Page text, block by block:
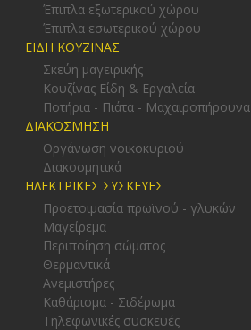
Έπιπλα εξωτερικού χώρου
Έπιπλα εσωτερικού χώρου
ΕΙΔΗ ΚΟΥΖΙΝΑΣ
Σκεύη μαγειρικής
Κουζίνας Είδη & Εργαλεία
Ποτήρια - Πιάτα - Μαχαιροπήρουνα
ΔΙΑΚΟΣΜΗΣΗ
Οργάνωση νοικοκυριού
Διακοσμητικά
ΗΛΕΚΤΡΙΚΕΣ ΣΥΣΚΕΥΕΣ
Προετοιμασία πρωϊνού - γλυκών
Μαγείρεμα
Περιποίηση σώματος
Θερμαντικά
Ανεμιστήρες
Καθάρισμα - Σιδέρωμα
Τηλεφωνικές συσκευές